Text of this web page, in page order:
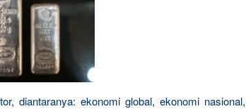
diantaranya: ekonomi global, ekonomi nasional,